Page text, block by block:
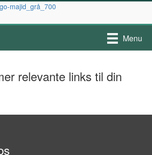
Menu
relevante links til din